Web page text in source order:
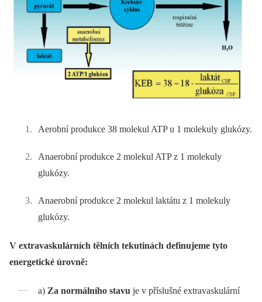
Aerobní produkce 38 molekul ATP u 1 molekuly glukózy.
Anaerobní produkce 2 molekul ATP z 1 molekuly
glukózy.
Anaerobní produkce 2 molekul laktátu z 1 molekuly
glukózy.
V extravaskulárních tělních tekutinách definujeme tyto
energetické úrovně:
a) Za normálního stavu je v příslušné extravaskulární